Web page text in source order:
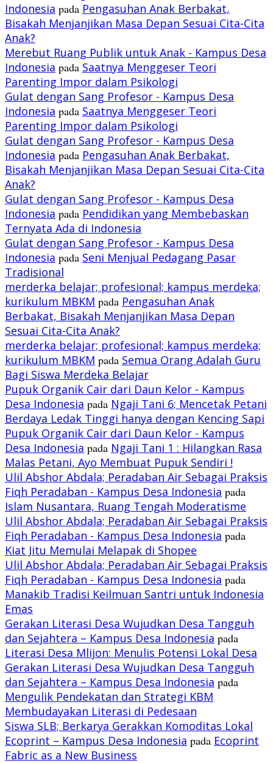
Indonesia pada Pengasuhan Anak Berbakat,
Bisakah Menjanjikan Masa Depan Sesuai Cita-Cita
Anak?
Merebut Ruang Publik untuk Anak - Kampus Desa
Indonesia pada Saatnya Menggeser Teori
Parenting Impor dalam Psikologi
Gulat dengan Sang Profesor - Kampus Desa
Indonesia pada Saatnya Menggeser Teori
Parenting Impor dalam Psikologi
Gulat dengan Sang Profesor - Kampus Desa
Indonesia pada Pengasuhan Anak Berbakat,
Bisakah Menjanjikan Masa Depan Sesuai Cita-Cita
Anak?
Gulat dengan Sang Profesor - Kampus Desa
Indonesia pada Pendidikan yang Membebaskan
Ternyata Ada di Indonesia
Gulat dengan Sang Profesor - Kampus Desa
Indonesia pada Seni Menjual Pedagang Pasar
Tradisional
merderka belajar; profesional; kampus merdeka;
kurikulum MBKM pada Pengasuhan Anak
Berbakat, Bisakah Menjanjikan Masa Depan
Sesuai Cita-Cita Anak?
merderka belajar; profesional; kampus merdeka;
kurikulum MBKM pada Semua Orang Adalah Guru
Bagi Siswa Merdeka Belajar
Pupuk Organik Cair dari Daun Kelor - Kampus
Desa Indonesia pada Ngaji Tani 6; Mencetak Petani
Berdaya Ledak Tinggi hanya dengan Kencing Sapi
Pupuk Organik Cair dari Daun Kelor - Kampus
Desa Indonesia pada Ngaji Tani 1 : Hilangkan Rasa
Malas Petani, Ayo Membuat Pupuk Sendiri !
Ulil Abshor Abdala; Peradaban Air Sebagai Praksis
Fiqh Peradaban - Kampus Desa Indonesia pada
Islam Nusantara, Ruang Tengah Moderatisme
Ulil Abshor Abdala; Peradaban Air Sebagai Praksis
Fiqh Peradaban - Kampus Desa Indonesia pada
Kiat Jitu Memulai Melapak di Shopee
Ulil Abshor Abdala; Peradaban Air Sebagai Praksis
Fiqh Peradaban - Kampus Desa Indonesia pada
Manakib Tradisi Keilmuan Santri untuk Indonesia
Emas
Gerakan Literasi Desa Wujudkan Desa Tangguh
dan Sejahtera – Kampus Desa Indonesia pada
Literasi Desa Mlijon: Menulis Potensi Lokal Desa
Gerakan Literasi Desa Wujudkan Desa Tangguh
dan Sejahtera – Kampus Desa Indonesia pada
Mengulik Pendekatan dan Strategi KBM
Membudayakan Literasi di Pedesaan
Siswa SLB; Berkarya Gerakkan Komoditas Lokal
Ecoprint – Kampus Desa Indonesia pada Ecoprint
Fabric as a New Business